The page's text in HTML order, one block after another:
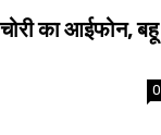
का आईफोन, बहू
0